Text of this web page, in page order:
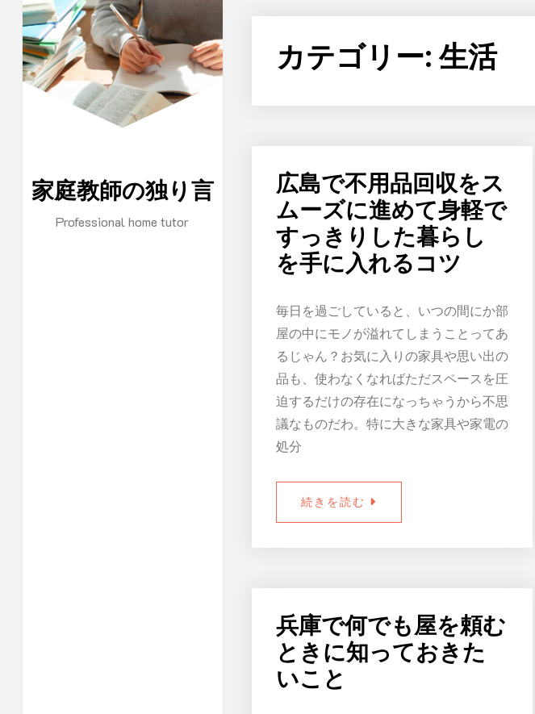
家庭教師の独り言
Professional home tutor
カテゴリー:生活
広島で不用品回収をス
ムーズに進めて身軽で
すっきりした暮らし
を手に入れるコツ
毎日を過ごしていると、いつの間にか部
屋の中にモノが溢れてしまうことってあ
るじゃん？お気に入りの家具や思い出の
品も、使わなくなればただスペースを圧
迫するだけの存在になっちゃうから不思
議なものだわ。特に大きな家具や家電の
処分
続きを読む
兵庫で何でも屋を頼む
ときに知っておきた
いこと